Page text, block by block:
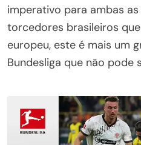
imperativo para ambas as
torcedores brasileiros
europeu, este é mais um
Bundesliga que não pode